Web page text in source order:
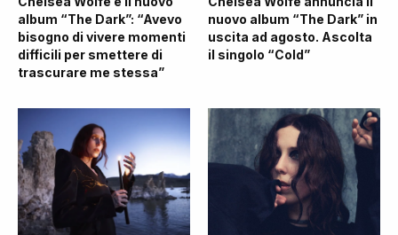
album “The Dark”: “Avevo
bisogno di vivere momenti
difficili per smettere di
trascurare me stessa”
nuovo album “The Dark” in
uscita ad agosto. Ascolta
il singolo “Cold”